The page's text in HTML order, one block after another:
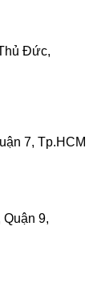
Đức,
7, Tp.HCM
9,